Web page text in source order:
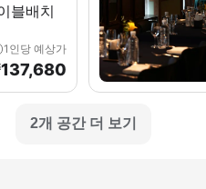
블배치
1인당 예상가
137,680
2개 공간 더 보기